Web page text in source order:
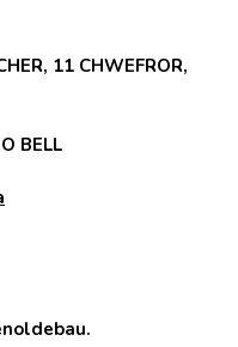
11 CHWEFROR,
BELL